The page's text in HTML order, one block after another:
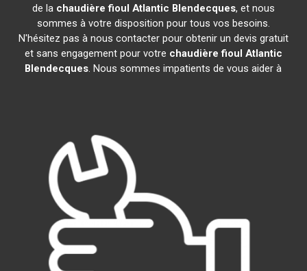
de la chaudière fioul Atlantic Blendecques, et nous
sommes à votre disposition pour tous vos besoins.
N'hésitez pas à nous contacter pour obtenir un devis gratuit
et sans engagement pour votre chaudière fioul Atlantic
Blendecques. Nous sommes impatients de vous aider à